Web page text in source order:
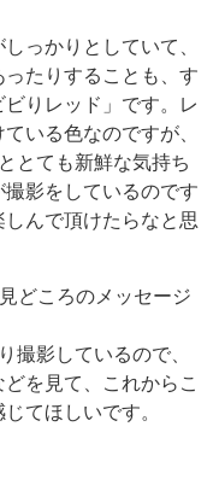
っかりとしていて、
たりすることも、す
りレッド」です。レ
いる色なのですが、
とても新鮮な気持ち
影をしているのです
んで頂けたらなと思
どころのメッセージ
撮影しているので、
を見て、これからこ
てほしいです。